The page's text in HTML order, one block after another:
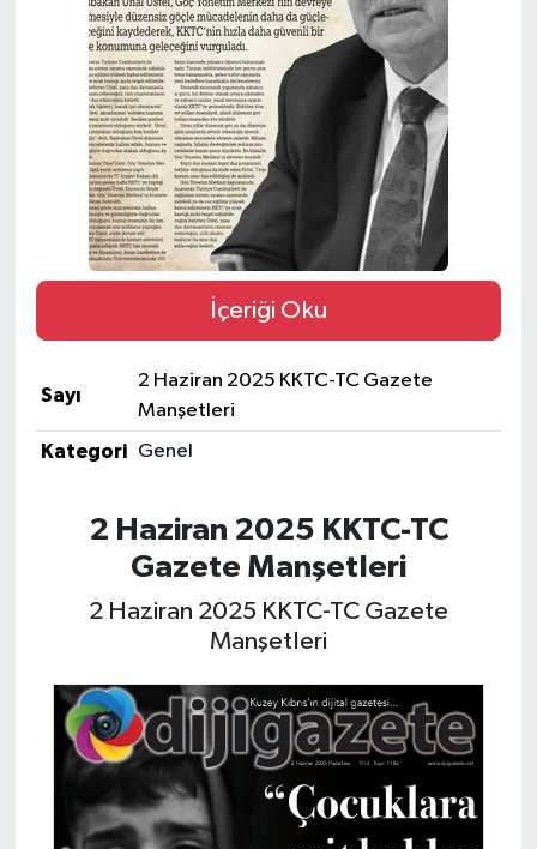
İçeriği Oku
Sayı
2 Haziran 2025 KKTC-TC Gazete
Manşetleri
Kategori Genel
2 Haziran 2025 KKTC-TC
Gazete Manşetleri
2 Haziran 2025 KKTC-TC Gazete
Manşetleri
ESENTEPE
GAZİMAĞUSA
GİRNE
GÜNDEM
GÜNEY KIBRIS
KÜLTÜR SANAT
LEFKOŞA
Nöbetçi Eczaneler
ÖZEL HABER
SAĞLIK
SİYASET